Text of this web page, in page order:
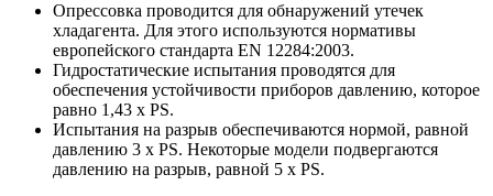
Опрессовка проводится для обнаружений утечек
хладагента. Для этого используются нормативы
европейского стандарта EN 12284:2003.
Гидростатические испытания проводятся для
обеспечения устойчивости приборов давлению, которое
равно 1,43 х PS.
Испытания на разрыв обеспечиваются нормой, равной
давлению 3 х PS. Некоторые модели подвергаются
давлению на разрыв, равной 5 х PS.